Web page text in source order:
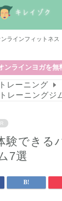
ンラインフィットネス
ンラインヨガを無
レーニング
レーニングジ
験できる
7選